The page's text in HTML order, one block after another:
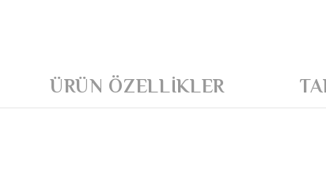
ÜRÜN ÖZELLIKLER